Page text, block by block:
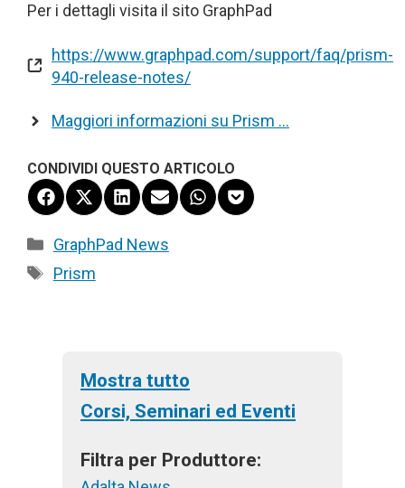
Per i dettagli visita il sito GraphPad
https://www.graphpad.com/support/faq/prism-
940-release-notes/
Maggiori informazioni su Prism …
CONDIVIDI QUESTO ARTICOLO
Share
on
Facebook
Share
on
X
(Twitter)
Share
on
LinkedIn
Share
on
Share
on
Share
on
Categorie
GraphPad News
Tag
Prism
Mostra tutto
Corsi, Seminari ed Eventi
Filtra per Produttore: